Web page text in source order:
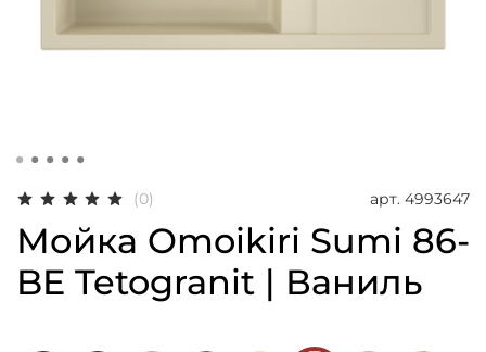
(0) арт. 4993647
Мойка Omoikiri Sumi 86-
BE Tetogranit | Ваниль